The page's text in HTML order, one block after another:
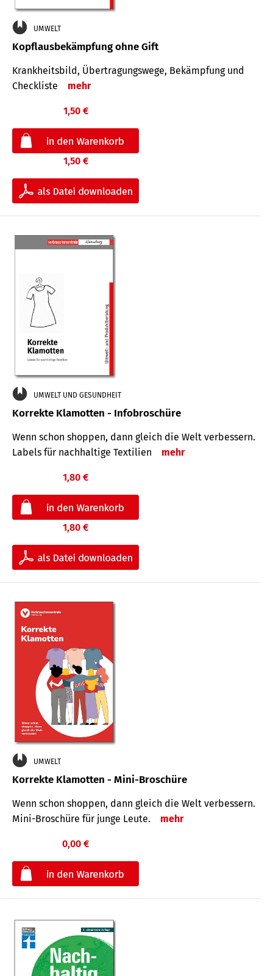
UMWELT
Kopflausbekämpfung ohne Gift
Krankheits­bild, Übertra­gungs­wege, Bekämpfung und
Check­liste
mehr
1,50 €
1,50 €
UMWELT UND GESUNDHEIT
Korrekte Klamotten - Infobroschüre
Wenn schon shoppen, dann gleich die Welt verbessern.
Labels für nachhaltige Textilien
mehr
1,80 €
1,80 €
UMWELT
Korrekte Klamotten - Mini-Broschüre
Wenn schon shoppen, dann gleich die Welt verbessern.
Mini-Broschüre für junge Leute.
mehr
0,00 €